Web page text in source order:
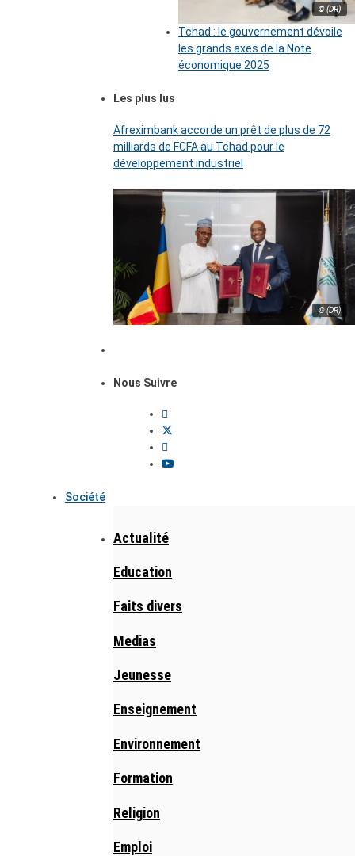
© (DR)
Tchad : le gouvernement dévoile
les grands axes de la Note
économique 2025
Les plus lus
Afreximbank accorde un prêt de plus de 72
milliards de FCFA au Tchad pour le
développement industriel
© (DR)
Nous Suivre
Société
Actualité
Education
Faits divers
Medias
Jeunesse
Enseignement
Environnement
Formation
Religion
Emploi